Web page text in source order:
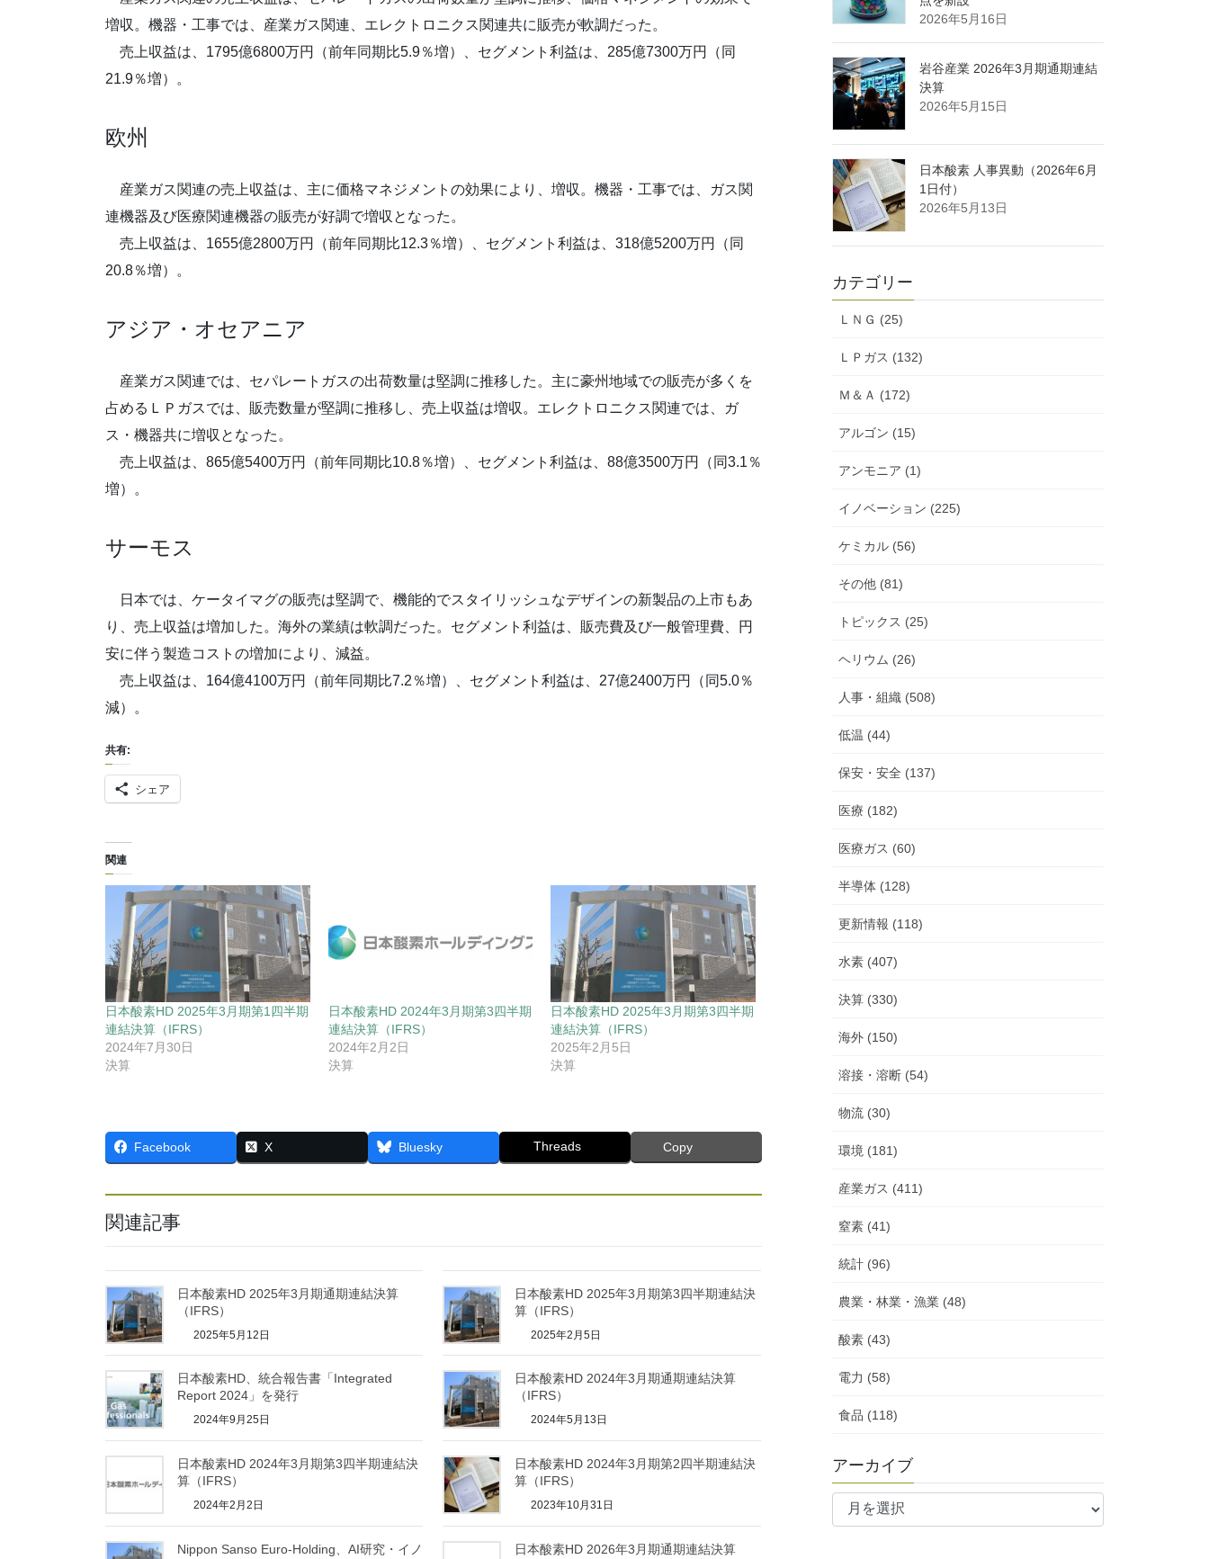
増収。機器・工事では、産業ガス関連、エレクトロニクス関連共に販売が軟調だった。
売上収益は、1795億6800万円（前年同期比5.9％増）、セグメント利益は、285億7300万円（同
21.9％増）。
欧州
産業ガス関連の売上収益は、主に価格マネジメントの効果により、増収。機器・工事では、ガス関
連機器及び医療関連機器の販売が好調で増収となった。
売上収益は、1655億2800万円（前年同期比12.3％増）、セグメント利益は、318億5200万円（同
20.8％増）。
アジア・オセアニア
産業ガス関連では、セパレートガスの出荷数量は堅調に推移した。主に豪州地域での販売が多くを
占めるＬＰガスでは、販売数量が堅調に推移し、売上収益は増収。エレクトロニクス関連では、ガ
ス・機器共に増収となった。
売上収益は、865億5400万円（前年同期比10.8％増）、セグメント利益は、88億3500万円（同3.1％
増）。
サーモス
日本では、ケータイマグの販売は堅調で、機能的でスタイリッシュなデザインの新製品の上市もあ
り、売上収益は増加した。海外の業績は軟調だった。セグメント利益は、販売費及び一般管理費、円
安に伴う製造コストの増加により、減益。
売上収益は、164億4100万円（前年同期比7.2％増）、セグメント利益は、27億2400万円（同5.0％
減）。
共有:
シェア
関連
日本酸素HD 2025年3月期第1四半期
連結決算（IFRS）
2024年7月30日
決算
日本酸素HD 2024年3月期第3四半期
連結決算（IFRS）
2024年2月2日
決算
日本酸素HD 2025年3月期第3四半期
連結決算（IFRS）
2025年2月5日
決算
Facebook X Bluesky Threads Copy
関連記事
日本酸素HD 2025年3月期通期連結決算
（IFRS）
2025年5月12日
日本酸素HD 2025年3月期第3四半期連結決
算（IFRS）
2025年2月5日
日本酸素HD、統合報告書「Integrated
Report 2024」を発行
2024年9月25日
日本酸素HD 2024年3月期通期連結決算
（IFRS）
2024年5月13日
日本酸素HD 2024年3月期第3四半期連結決
算（IFRS）
2024年2月2日
日本酸素HD 2024年3月期第2四半期連結決
算（IFRS）
2023年10月31日
Nippon Sanso Euro-Holding、AI研究・イノ
日本酸素HD 2026年3月期通期連結決算
2026年5月16日
岩谷産業 2026年3月期通期連結
決算
2026年5月15日
日本酸素 人事異動（2026年6月
1日付）
2026年5月13日
カテゴリー
ＬＮＧ (25)
ＬＰガス (132)
Ｍ＆Ａ (172)
アルゴン (15)
アンモニア (1)
イノベーション (225)
ケミカル (56)
その他 (81)
トピックス (25)
ヘリウム (26)
人事・組織 (508)
低温 (44)
保安・安全 (137)
医療 (182)
医療ガス (60)
半導体 (128)
更新情報 (118)
水素 (407)
決算 (330)
海外 (150)
溶接・溶断 (54)
物流 (30)
環境 (181)
産業ガス (411)
窒素 (41)
統計 (96)
農業・林業・漁業 (48)
酸素 (43)
電力 (58)
食品 (118)
アーカイブ
ア